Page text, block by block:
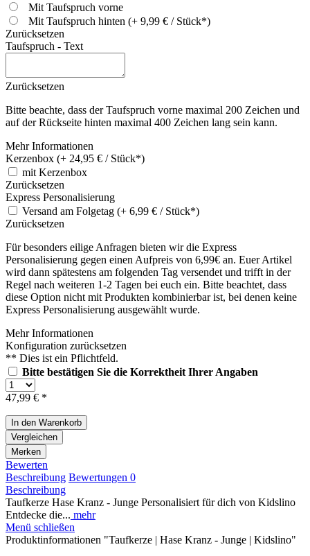
Mit Taufspruch vorne
Mit Taufspruch hinten (+ 9,99 € / Stück*)
Zurücksetzen
Taufspruch - Text
Zurücksetzen
Bitte beachte, dass der Taufspruch vorne maximal 200 Zeichen und
auf der Rückseite hinten maximal 400 Zeichen lang sein kann.
Mehr Informationen
Kerzenbox (+ 24,95 € / Stück*)
mit Kerzenbox
Zurücksetzen
Express Personalisierung
Versand am Folgetag (+ 6,99 € / Stück*)
Zurücksetzen
Für besonders eilige Anfragen bieten wir die Express
Personalisierung gegen einen Aufpreis von 6,99€ an. Euer Artikel
wird dann spätestens am folgenden Tag versendet und trifft in der
Regel nach weiteren 1-2 Tagen bei euch ein. Bitte beachtet, dass
diese Option nicht mit Produkten kombinierbar ist, bei denen keine
Express Personalisierung ausgewählt wurde.
Mehr Informationen
Konfiguration zurücksetzen
** Dies ist ein Pflichtfeld.
Bitte bestätigen Sie die Korrektheit Ihrer Angaben
47,99 € *
In den Warenkorb
Vergleichen
Merken
Bewerten
Beschreibung Bewertungen 0
Beschreibung
Taufkerze Hase Kranz - Junge Personalisiert für dich von Kidslino
Entdecke die... mehr
Menü schließen
Produktinformationen "Taufkerze | Hase Kranz - Junge | Kidslino"